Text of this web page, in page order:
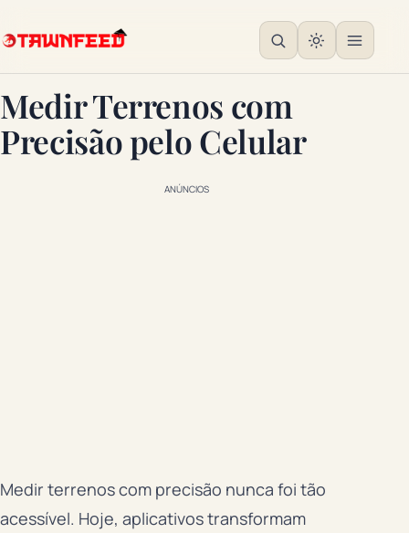
Medir Terrenos com
Precisão pelo Celular
ANÚNCIOS
Medir terrenos com precisão nunca foi tão
acessível. Hoje, aplicativos transformam